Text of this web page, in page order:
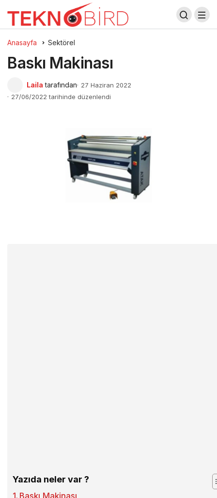
Anasayfa Sektörel
Baskı Makinası
Laila tarafından
27 Haziran 2022
27/06/2022 tarihinde düzenlendi
Yazıda neler var ?